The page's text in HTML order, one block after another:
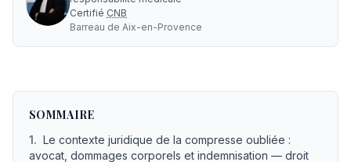
Certifié CNB
Barreau de Aix-en-Provence
SOMMAIRE
1. Le contexte juridique de la compresse oubliée :
avocat, dommages corporels et indemnisation — droit